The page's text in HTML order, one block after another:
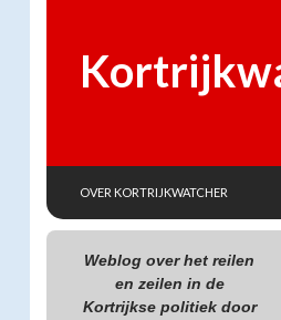
OVER KORTRIJKWATCHER
Weblog over het reilen
en zeilen in de
Kortrijkse politiek door